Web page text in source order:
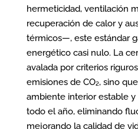
hermeticidad, ventilación
recuperación de calor y
térmicos—, este estándar
energético casi nulo. La
avalada por criterios
emisiones de CO₂, sino
ambiente interior estable
todo el año, eliminando
mejorando la calidad de